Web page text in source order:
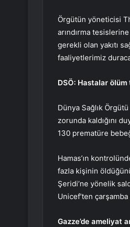
Örgütün yöneticisi
arındırma
gerekli olan yakıtı
faaliyetlerimiz
DSÖ: Hastalar
Dünya Sağlık Örgütü
zorunda kaldığını
130 prematüre
Hamas’ın
fazla kişinin
Şeridi’ne yönelik
Unicef’ten
Gazze’de ameliyat